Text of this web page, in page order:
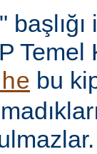
Temel
bu